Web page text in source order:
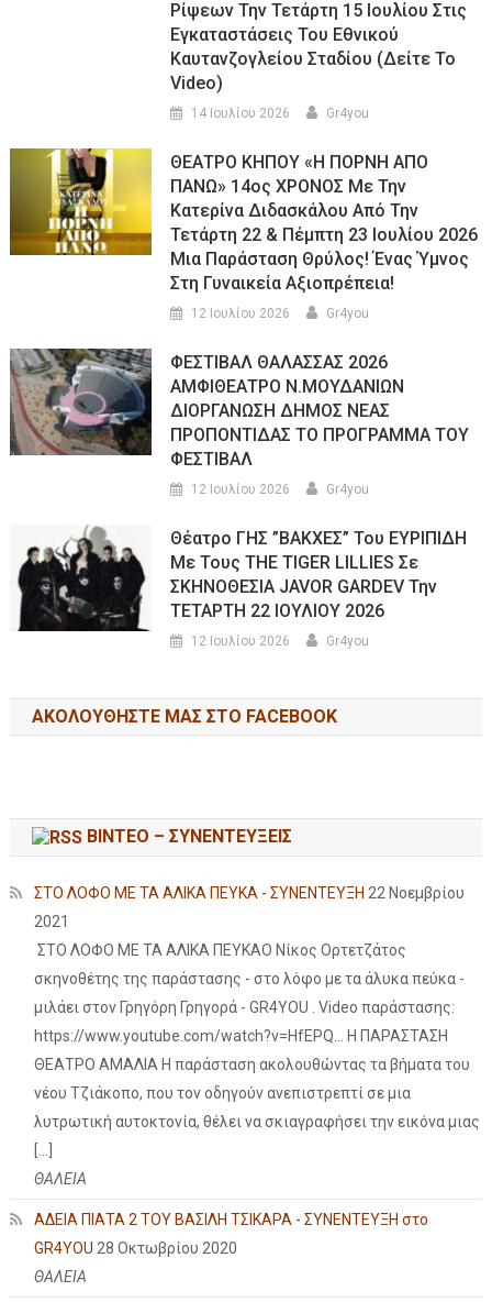
Ρίψεων Την Τετάρτη 15 Ιουλίου Στις
Εγκαταστάσεις Του Εθνικού
Καυτανζογλείου Σταδίου (Δείτε Το
Video)
14 Ιουλίου 2026 Gr4you
ΘΕΑΤΡΟ ΚΗΠΟΥ «Η ΠΟΡΝΗ ΑΠΟ
ΠΑΝΩ» 14ος ΧΡΟΝΟΣ Με Την
Κατερίνα Διδασκάλου Από Την
Τετάρτη 22 & Πέμπτη 23 Ιουλίου 2026
Μια Παράσταση Θρύλος! Ένας Ύμνος
Στη Γυναικεία Αξιοπρέπεια!
12 Ιουλίου 2026 Gr4you
ΦΕΣΤΙΒΑΛ ΘΑΛΑΣΣΑΣ 2026
ΑΜΦΙΘΕΑΤΡΟ Ν.ΜΟΥΔΑΝΙΩΝ
ΔΙΟΡΓΑΝΩΣΗ ΔΗΜΟΣ ΝΕΑΣ
ΠΡΟΠΟΝΤΙΔΑΣ ΤΟ ΠΡΟΓΡΑΜΜΑ ΤΟΥ
ΦΕΣΤΙΒΑΛ
12 Ιουλίου 2026 Gr4you
Θέατρο ΓΗΣ ”ΒΑΚΧΕΣ” Του ΕΥΡΙΠΙΔΗ
Με Τους THE TIGER LILLIES Σε
ΣΚΗΝΟΘΕΣΙΑ JAVOR GARDEV Την
ΤΕΤΑΡΤΗ 22 ΙΟΥΛΙΟΥ 2026
12 Ιουλίου 2026 Gr4you
ΑΚΟΛΟΥΘΉΣΤΕ ΜΑΣ ΣΤΟ FACEBOOK
ΒΙΝΤΕΟ – ΣΥΝΕΝΤΕΥΞΕΙΣ
ΣΤΟ ΛΟΦΟ ΜΕ ΤΑ ΑΛΙΚΑ ΠΕΥΚΑ - ΣΥΝΕΝΤΕΥΞΗ 22 Νοεμβρίου
2021
ΣΤΟ ΛΟΦΟ ΜΕ ΤΑ ΑΛΙΚΑ ΠΕΥΚΑΟ Νίκος Ορτετζάτος
σκηνοθέτης της παράστασης - στο λόφο με τα άλυκα πεύκα -
μιλάει στον Γρηγόρη Γρηγορά - GR4YOU . Video παράστασης:
https://www.youtube.com/watch?v=HfEPQ... Η ΠΑΡΑΣΤΑΣΗ
ΘΕΑΤΡΟ ΑΜΑΛΙΑ Η παράσταση ακολουθώντας τα βήματα του
νέου Τζιάκοπο, που τον οδηγούν ανεπιστρεπτί σε μια
λυτρωτική αυτοκτονία, θέλει να σκιαγραφήσει την εικόνα μιας
ΘΑΛΕΙΑ
ΑΔΕΙΑ ΠΙΑΤΑ 2 ΤΟΥ ΒΑΣΙΛΗ ΤΣΙΚΑΡΑ - ΣΥΝΕΝΤΕΥΞΗ στο
GR4YOU 28 Οκτωβρίου 2020
ΘΑΛΕΙΑ